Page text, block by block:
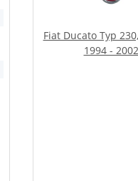
Fiat Ducato Typ
1994 - 2002